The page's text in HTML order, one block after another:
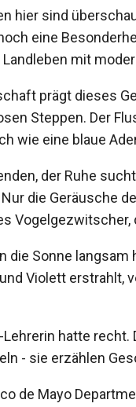
hier sind
eine
mit
prägt dieses
Steppen. Der
wie eine blaue
der Ruhe
die Geräusche
Vogelgezwitscher,
die Sonne
und Violett
Lehrerin hatte recht.
- sie erzählen
de Mayo